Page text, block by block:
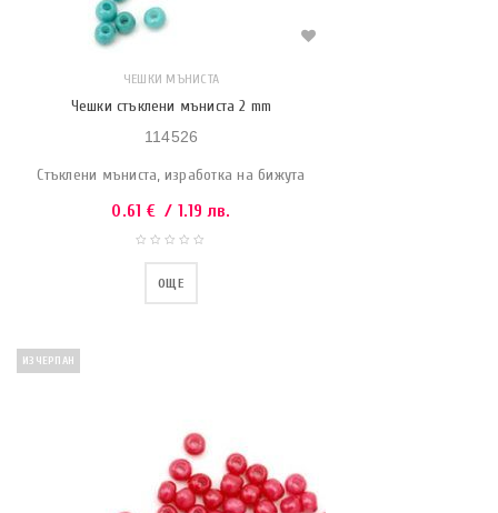
ЧЕШКИ МЪНИСТА
Чешки стъклени мъниста 2 mm
114526
Стъклени мъниста, изработка на бижута
0.61 € / 1.19 лв.
ОЩЕ
ИЗЧЕРПАН